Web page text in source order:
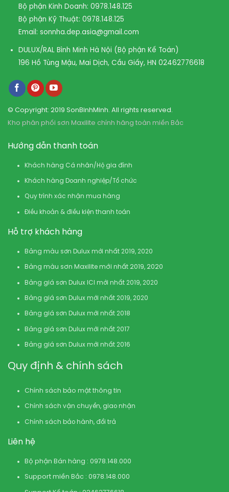
Bộ phận Kinh Doanh: 0978.148.125
Bộ phận Kỹ Thuật: 0978.148.125
Email: sonnha.dep.asia@gmail.com
DULUX/RAL Bình Minh Hà Nội (Bộ phận Kế Toán)
196 Hồ Tùng Mậu, Mai Dịch, Cầu Giấy, HN 02462776618
© Copyright: 2019 SonBinhMinh. All rights reserved.
Kho phân phối sơn Maxilite chính hãng toàn miền Bắc
Hướng dẫn thanh toán
Khách hàng Cá nhân/Hộ gia đình
Khách hàng Doanh nghiệp/Tổ chức
Quy trình xác nhận mua hàng
Điều khoản & điều kiện thanh toán
Hỗ trợ khách hàng
Bảng màu sơn Dulux mới nhất 2019, 2020
Bảng màu sơn Maxilite mới nhất 2019, 2020
Bảng giá sơn Dulux ICI mới nhất 2019, 2020
Bảng giá sơn Dulux mới nhất 2019, 2020
Bảng giá sơn Dulux mới nhất 2018
Bảng giá sơn Dulux mới nhất 2017
Bảng giá sơn Dulux mới nhất 2016
Quy định & chính sách
Chính sách bảo mật thông tin
Chính sách vận chuyển, giao nhận
Chính sách bảo hành, đổi trả
Liên hệ
Bộ phận Bán hàng : 0978.148.000
Support miền Bắc : 0978.148.000